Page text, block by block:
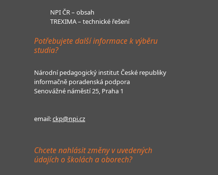
NPI ČR – obsah
TREXIMA – technické řešení
Potřebujete další informace k výběru
studia?
Národní pedagogický institut České republiky
informačně poradenská podpora
Senovážné náměstí 25, Praha 1
email:ckp@npi.cz
Chcete nahlásit změny v uvedených
údajích o školách a oborech?